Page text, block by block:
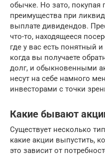
обычке. Но зато, покупая
преимущества при
выплате дивидендов.
что-то, находящееся
где у вас есть понятный
когда вы получаете
долг, и обыкновенными
несут на себе намного
инвесторами с точки
Какие бывают
Существует несколько
какие акции выпустить,
это зависит от